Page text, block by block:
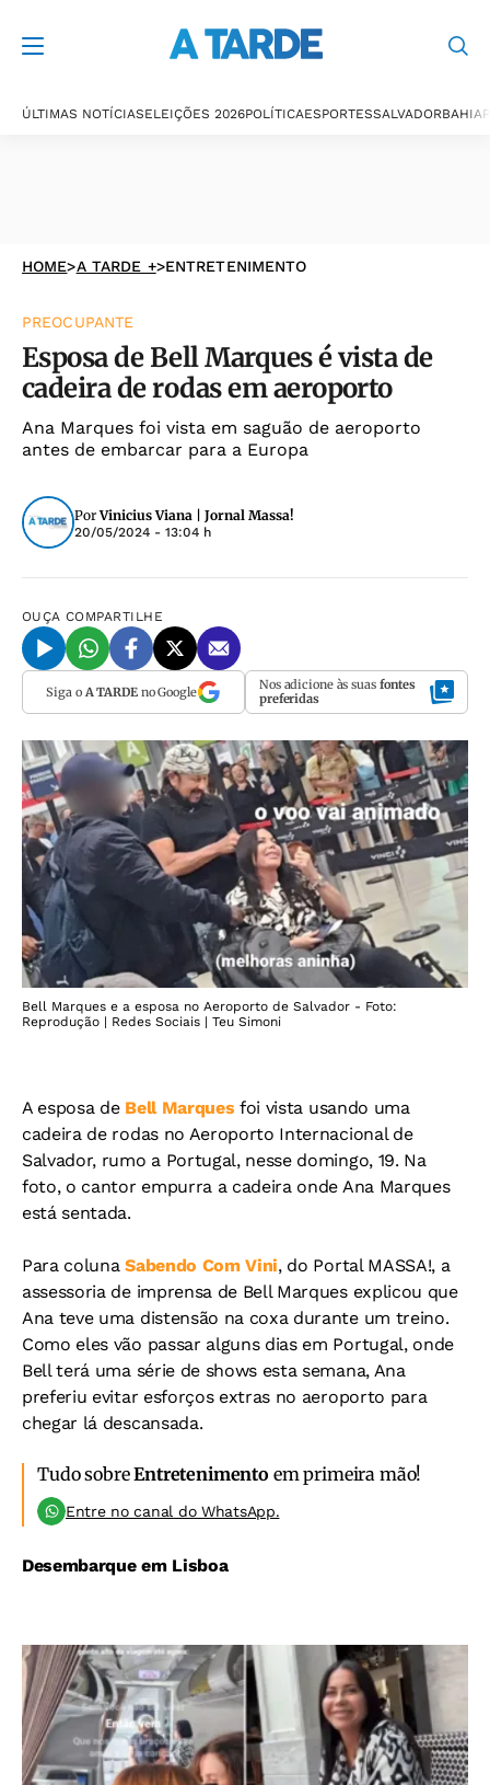
ÚLTIMAS NOTÍCIASELEIÇÕES 2026POLÍTICAESPORTESSALVADORBAHIA
HOME>A TARDE +>ENTRETENIMENTO
PREOCUPANTE
Esposa de Bell Marques é vista de
cadeira de rodas em aeroporto
Ana Marques foi vista em saguão de aeroporto
antes de embarcar para a Europa
PorVinicius Viana | Jornal Massa!
20/05/2024 - 13:04 h
OUÇA COMPARTILHE
Siga o A TARDEno Google Nos adicione às suas fontes
preferidas
Bell Marques e a esposa no Aeroporto de Salvador - Foto:
Reprodução | Redes Sociais | Teu Simoni
A esposa de Bell Marques foi vista usando uma
cadeira de rodas no Aeroporto Internacional de
Salvador, rumo a Portugal, nesse domingo, 19. Na
foto, o cantor empurra a cadeira onde Ana Marques
está sentada.
Para colunaSabendo Com Vini, do Portal MASSA!, a
assessoria de imprensa de Bell Marques explicou que
Ana teve uma distensão na coxa durante um treino.
Como eles vão passar alguns dias em Portugal, onde
Bell terá uma série de shows esta semana, Ana
preferiu evitar esforços extras no aeroporto para
chegar lá descansada.
Tudo sobreEntretenimento em primeira mão!
Entre no canal do WhatsApp.
Desembarque em Lisboa